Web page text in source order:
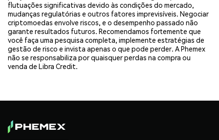
flutuações significativas devido às condições do mercado,
mudanças regulatórias e outros fatores imprevisíveis. Negociar
criptomoedas envolve riscos, e o desempenho passado não
garante resultados futuros. Recomendamos fortemente que
você faça uma pesquisa completa, implemente estratégias de
gestão de risco e invista apenas o que pode perder. A Phemex
não se responsabiliza por quaisquer perdas na compra ou
venda de Libra Credit.